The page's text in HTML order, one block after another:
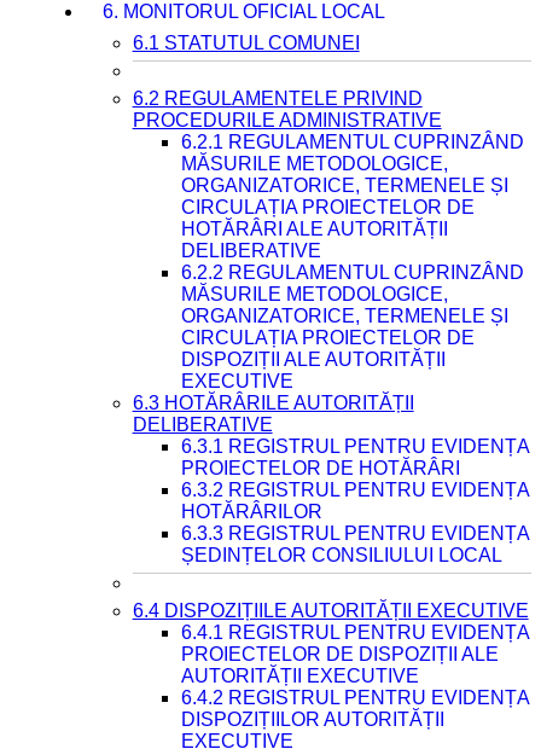
6. MONITORUL OFICIAL LOCAL
6.1 STATUTUL COMUNEI
6.2 REGULAMENTELE PRIVIND
PROCEDURILE ADMINISTRATIVE
6.2.1 REGULAMENTUL CUPRINZÂND
MĂSURILE METODOLOGICE,
ORGANIZATORICE, TERMENELE ȘI
CIRCULAȚIA PROIECTELOR DE
HOTĂRÂRI ALE AUTORITĂȚII
DELIBERATIVE
6.2.2 REGULAMENTUL CUPRINZÂND
MĂSURILE METODOLOGICE,
ORGANIZATORICE, TERMENELE ȘI
CIRCULAȚIA PROIECTELOR DE
DISPOZIȚII ALE AUTORITĂȚII
EXECUTIVE
6.3 HOTĂRÂRILE AUTORITĂȚII
DELIBERATIVE
6.3.1 REGISTRUL PENTRU EVIDENȚA
PROIECTELOR DE HOTĂRÂRI
6.3.2 REGISTRUL PENTRU EVIDENȚA
HOTĂRÂRILOR
6.3.3 REGISTRUL PENTRU EVIDENȚA
ȘEDINȚELOR CONSILIULUI LOCAL
6.4 DISPOZIȚIILE AUTORITĂȚII EXECUTIVE
6.4.1 REGISTRUL PENTRU EVIDENȚA
PROIECTELOR DE DISPOZIȚII ALE
AUTORITĂȚII EXECUTIVE
6.4.2 REGISTRUL PENTRU EVIDENȚA
DISPOZIȚIILOR AUTORITĂȚII
EXECUTIVE